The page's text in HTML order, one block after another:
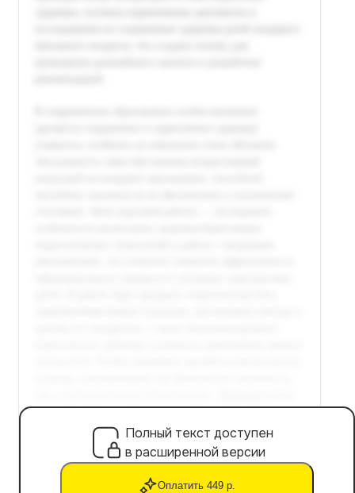
Полный текст доступен
в расширенной версии
Оплатить 449 р.